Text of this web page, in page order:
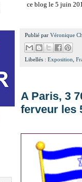
ce blog le 5 juin
Publié par Véronique
Libellés : Exposition
A Paris, 3
ferveur les